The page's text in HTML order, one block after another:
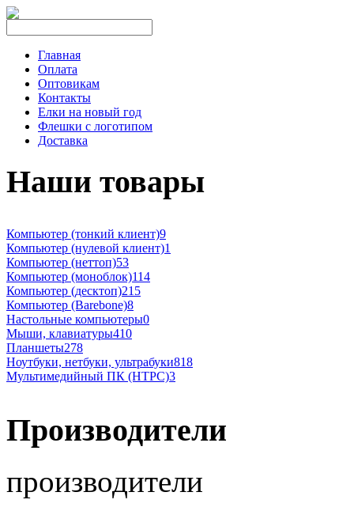
Главная
Оплата
Оптовикам
Контакты
Елки на новый год
Флешки с логотипом
Доставка
Наши товары
Компьютер (тонкий клиент)9
Компьютер (нулевой клиент)1
Компьютер (неттоп)53
Компьютер (моноблок)114
Компьютер (десктоп)215
Компьютер (Barebone)8
Настольные компьютеры0
Мыши, клавиатуры410
Планшеты278
Ноутбуки, нетбуки, ультрабуки818
Мультимедийный ПК (HTPC)3
Производители
производители